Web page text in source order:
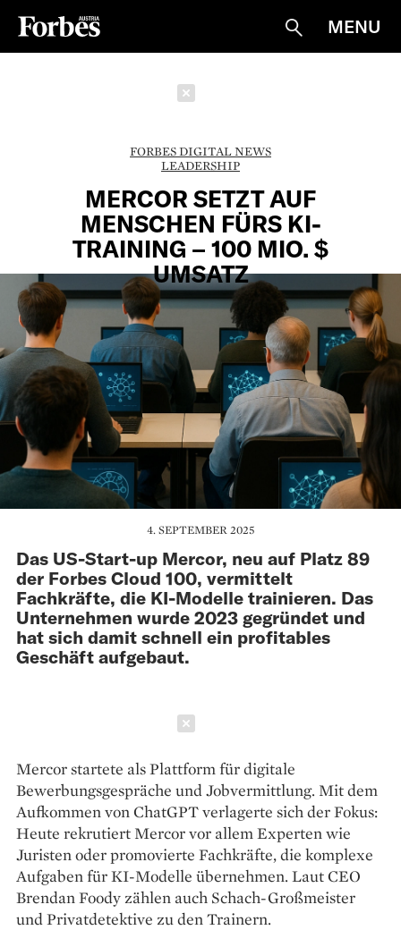
Suche
MENU
FORBES DIGITAL NEWS
LEADERSHIP
MERCOR SETZT AUF
MENSCHEN FÜRS KI-
TRAINING – 100 MIO. $
UMSATZ
4. SEPTEMBER 2025
Das US-Start-up Mercor, neu auf Platz 89
der Forbes Cloud 100, vermittelt
Fachkräfte, die KI-Modelle trainieren. Das
Unternehmen wurde 2023 gegründet und
hat sich damit schnell ein profitables
Geschäft aufgebaut.
Mercor startete als Plattform für digitale
Bewerbungsgespräche und Jobvermittlung. Mit dem
Aufkommen von ChatGPT verlagerte sich der Fokus:
Heute rekrutiert Mercor vor allem Experten wie
Juristen oder promovierte Fachkräfte, die komplexe
Aufgaben für KI-Modelle übernehmen. Laut CEO
Brendan Foody zählen auch Schach-Großmeister
und Privatdetektive zu den Trainern.